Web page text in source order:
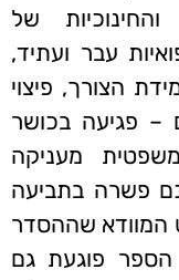
של
עבר ועתיד,
הצורך, פיצוי
– פגיעה בכושר
מעניקה
פשרה בתביעה
המוודא שההסדר
פוגעת גם